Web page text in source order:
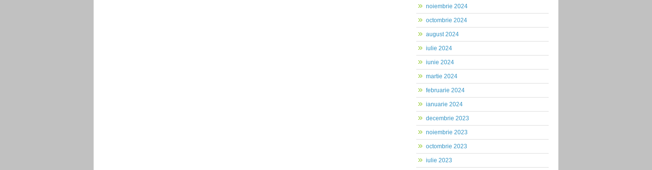
noiembrie 2024
octombrie 2024
august 2024
iulie 2024
iunie 2024
martie 2024
februarie 2024
ianuarie 2024
decembrie 2023
noiembrie 2023
octombrie 2023
iulie 2023